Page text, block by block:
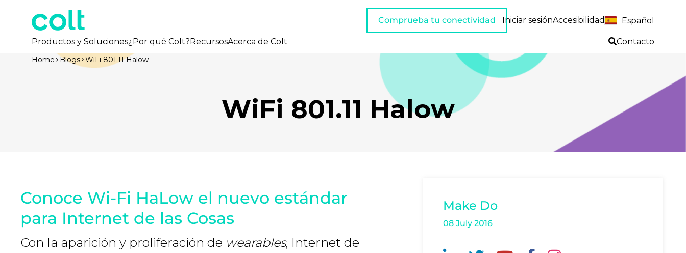
Productos y Soluciones¿Por qué Colt?RecursosAcerca de Colt
Comprueba tu conectividad Iniciar sesiónAccesibilidad Español
Contacto
WiFi 801.11 Halow
Home Blogs WiFi 801.11 Halow
Conoce Wi-Fi HaLow el nuevo estándar
para Internet de las Cosas
Con la aparición y proliferación de wearables, Internet de
Make Do
08 July 2016